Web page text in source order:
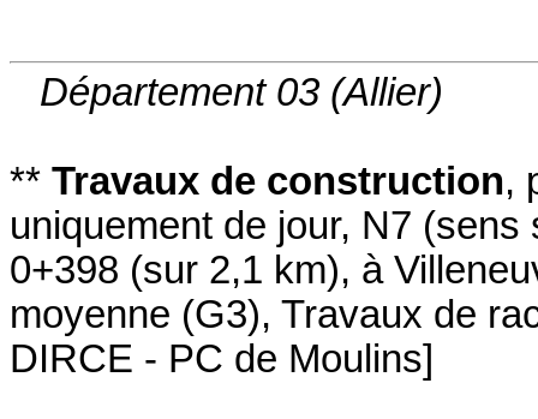
Département 03 (Allier)
** Travaux de construction,
uniquement de jour, N7 (sens
0+398 (sur 2,1 km), à
moyenne (G3), Travaux de
DIRCE - PC de Moulins]